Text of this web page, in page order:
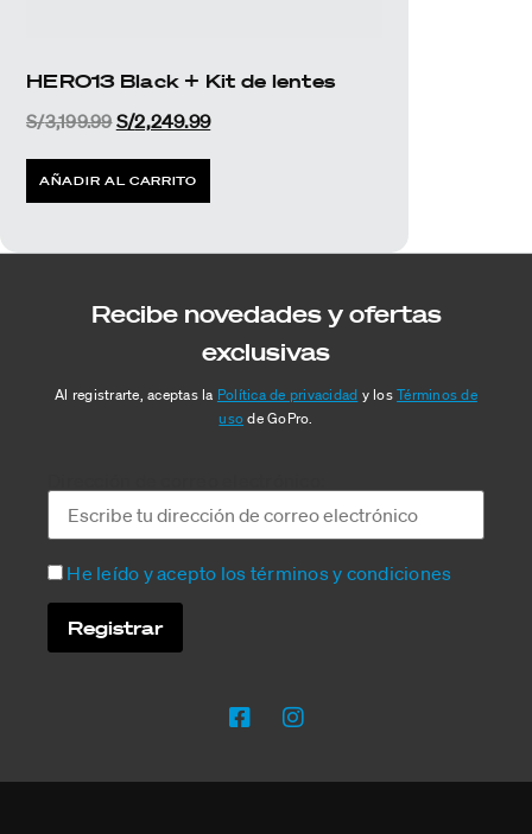
HERO13 Black + Kit de lentes
S/3,199.99S/2,249.99
AÑADIR AL CARRITO
Recibe novedades y ofertas
exclusivas
Al registrarte, aceptas la Política de privacidad y losTérminos de
usode GoPro.
He leído y acepto los términos y condiciones